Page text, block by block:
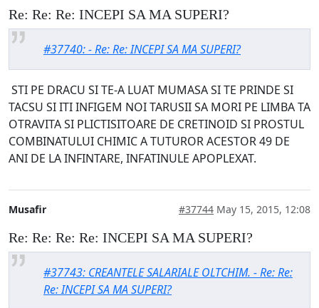
Re: Re: Re: INCEPI SA MA SUPERI?
#37740: - Re: Re: INCEPI SA MA SUPERI?
STI PE DRACU SI TE-A LUAT MUMASA SI TE PRINDE SI
TACSU SI ITI INFIGEM NOI TARUSII SA MORI PE LIMBA TA
OTRAVITA SI PLICTISITOARE DE CRETINOID SI PROSTUL
COMBINATULUI CHIMIC A TUTUROR ACESTOR 49 DE
ANI DE LA INFINTARE, INFATINULE APOPLEXAT.
Musafir #37744 May 15, 2015, 12:08
Re: Re: Re: Re: INCEPI SA MA SUPERI?
#37743: CREANTELE SALARIALE OLTCHIM. - Re: Re:
Re: INCEPI SA MA SUPERI?